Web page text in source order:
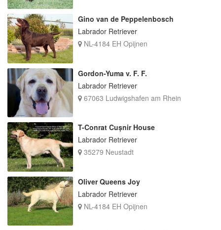
Gino van de Peppelenbosch
Labrador Retriever
NL-4184 EH Opijnen
Gordon-Yuma v. F. F.
Labrador Retriever
67063 Ludwigshafen am Rhein
T-Conrat Cușnir House
Labrador Retriever
35279 Neustadt
Oliver Queens Joy
Labrador Retriever
NL-4184 EH Opijnen